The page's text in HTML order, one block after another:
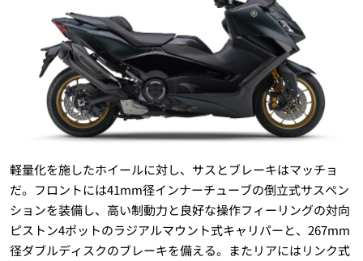
軽量化を施したホイールに対し、サスとブレーキはマッチョ
だ。フロントには41mm径インナーチューブの倒立式サスペン
ションを装備し、高い制動力と良好な操作フィーリングの対向
ピストン4ポットのラジアルマウント式キャリパーと、267mm
径ダブルディスクのブレーキを備える。またリアにはリンク式